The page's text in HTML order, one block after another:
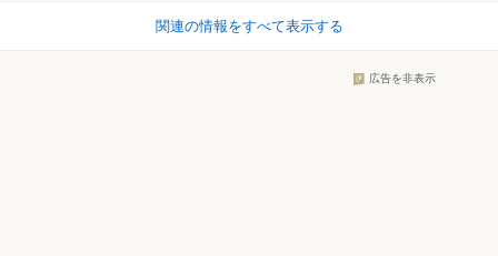
関連の情報をすべて表示する
広告を非表示